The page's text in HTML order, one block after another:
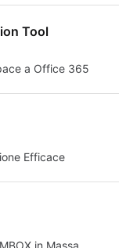
Tool
a Office 365
Efficace
in Massa